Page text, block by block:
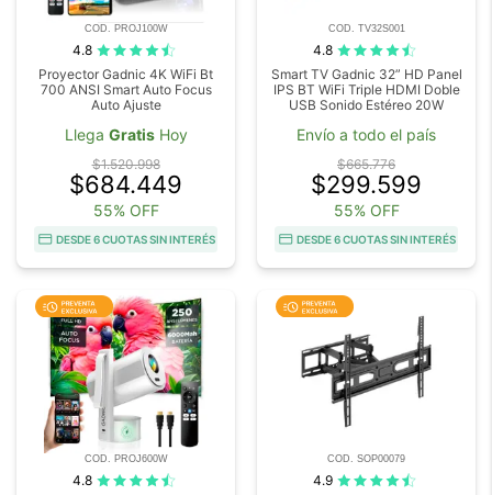
COD. PROJ100W
4.8
Proyector Gadnic 4K WiFi Bt
700 ANSI Smart Auto Focus
Auto Ajuste
Llega GratisHoy
$1.520.998
$684.449
55% OFF
DESDE 6 CUOTAS SIN INTERÉS
COD. TV32S001
4.8
Smart TV Gadnic 32” HD Panel
IPS BT WiFi Triple HDMI Doble
USB Sonido Estéreo 20W
Envío a todo el país
$665.776
$299.599
55% OFF
DESDE 6 CUOTAS SIN INTERÉS
COD. PROJ600W
4.8
COD. SOP00079
4.9